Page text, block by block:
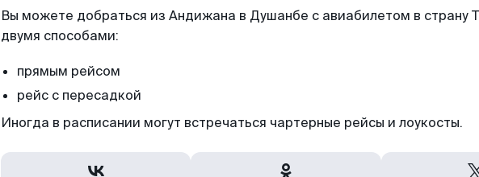
Вы можете добраться из Андижана в Душанбе с авиабилетом в страну
двумя способами:
прямым рейсом
рейс с пересадкой
Иногда в расписании могут встречаться чартерные рейсы и лоукосты.